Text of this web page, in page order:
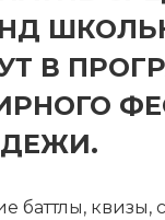
В
баттлы, квизы,